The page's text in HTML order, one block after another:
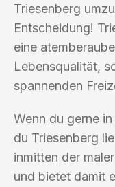
Triesenberg
Entscheidung!
eine
Lebensqualität,
spannenden
Wenn du gerne
du Triesenberg
inmitten der
und bietet damit